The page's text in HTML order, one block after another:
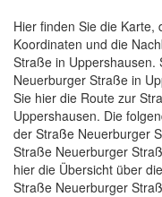
Hier finden Sie die Karte,
Koordinaten und die
Straße in Uppershausen.
Neuerburger Straße in
Sie hier die Route zur
Uppershausen. Die
der Straße Neuerburger
Straße Neuerburger
hier die Übersicht über
Straße Neuerburger